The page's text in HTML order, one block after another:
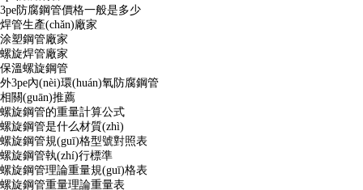
3pe防腐鋼管價格一般是多少
焊管生產(chǎn)廠家
涂塑鋼管廠家
螺旋焊管廠家
保溫螺旋鋼管
外3pe內(nèi)環(huán)氧防腐鋼管
相關(guān)推薦
螺旋鋼管的重量計算公式
螺旋鋼管是什么材質(zhì)
螺旋鋼管規(guī)格型號對照表
螺旋鋼管執(zhí)行標準
螺旋鋼管理論重量規(guī)格表
螺旋鋼管重量理論重量表